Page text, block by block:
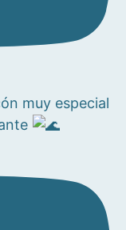
muy especial